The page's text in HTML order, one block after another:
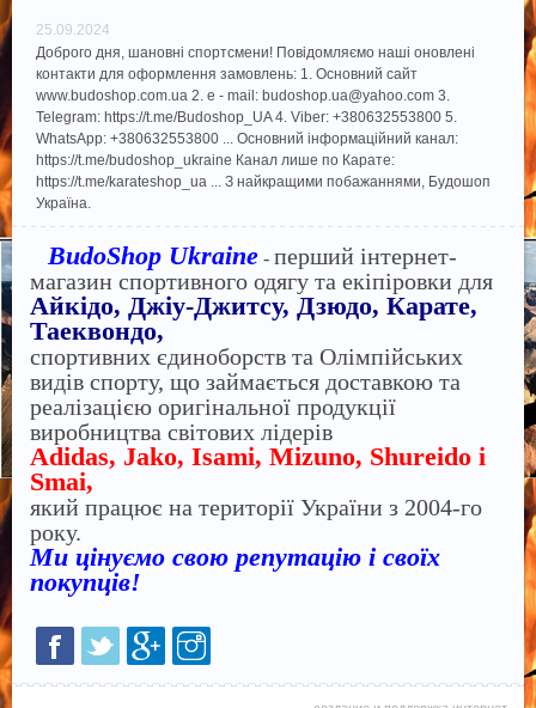
25.09.2024
Доброго дня, шановні спортсмени! Повідомляємо наші оновлені
контакти для оформлення замовлень: 1. Основний сайт
www.budoshop.com.ua 2. e - mail: budoshop.ua@​yahoo.com 3.
Telegram: https://t.me/Budoshop_UA 4. Viber: +380632553800 5.
WhatsApp: +380632553800 ... Основний інформаційний канал:
https://t.me/budoshop_ukraine Канал лише по Карате:
https://t.me/karateshop_ua ... З найкращими побажаннями, Будошоп
Україна.
BudoShop Ukraine - перший інтернет-
магазин спортивного одягу та екіпіровки для
Айкідо, Джіу-Джитсу, Дзюдо, Карате,
Таеквондо,
спортивних єдиноборств та Олімпійських
видів спорту, що займається доставкою та
реалізацією оригінальної продукції
виробництва світових лідерів
Adidas, Jako, Isami, Mizuno, Shureido і
Smai,
який працює на території України з 2004-го
року.
Ми цінуємо свою репутацію і своїх
покупців!